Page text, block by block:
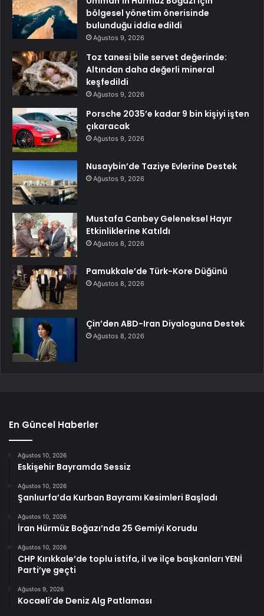
bölgesel yönetim önerisinde
bulunduğu iddia edildi
Ağustos 9, 2026
Toz tanesi bile servet değerinde:
Altından daha değerli mineral
keşfedildi
Ağustos 9, 2026
Porsche 2035’e kadar 9 bin kişiyi işten
çıkaracak
Ağustos 9, 2026
Nusaybin’de Taziye Evlerine Destek
Ağustos 9, 2026
Mustafa Canbey Geleneksel Hayır
Etkinliklerine Katıldı
Ağustos 8, 2026
Pamukkale’de Türk-Kore Düğünü
Ağustos 8, 2026
Çin’den ABD-Iran Diyaloguna Destek
Ağustos 8, 2026
En Güncel Haberler
Ağustos 10, 2026
Eskişehir Bayramda Sessiz
Ağustos 10, 2026
Şanlıurfa’da Kurban Bayramı Kesimleri Başladı
Ağustos 10, 2026
İran Hürmüz Boğazı’nda 25 Gemiyi Korudu
Ağustos 10, 2026
CHP Kırıkkale’de toplu istifa, il ve ilçe başkanları YENİ
Parti’ye geçti
Ağustos 9, 2026
Kocaeli’de Deniz Alg Patlaması